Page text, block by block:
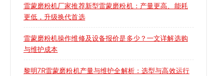
雷蒙磨粉机厂家推荐新型雷蒙磨粉机：产量更高、能耗
更低，升级换代首选
雷蒙磨粉机操作维修及设备报价是多少？一文详解选购
与维护成本
黎明7R雷蒙磨粉机产量与维护全解析：选型与高效运行